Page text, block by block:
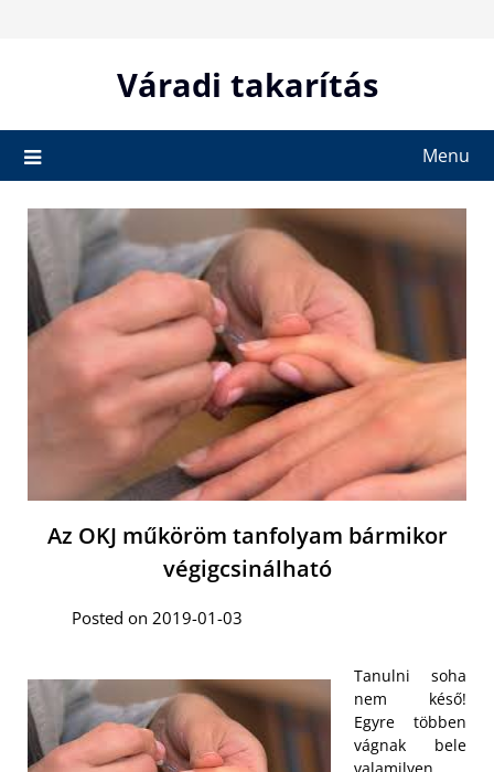
Váradi takarítás
Menu
Az OKJ műköröm tanfolyam bármikor
végigcsinálható
Posted on 2019-01-03
Tanulni soha
nem késő!
Egyre többen
vágnak bele